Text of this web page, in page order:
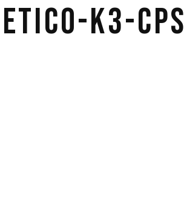
K3-CPS